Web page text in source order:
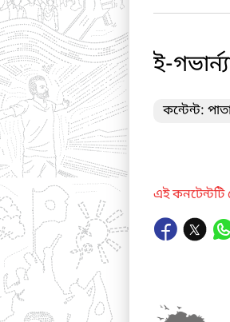
ই-
কন্টেন্ট:
এই